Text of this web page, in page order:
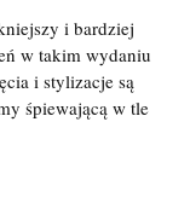
i bardziej
w takim wydaniu
i stylizacje są
śpiewającą w tle